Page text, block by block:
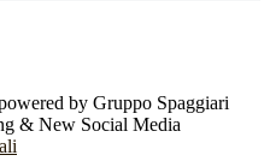
by Gruppo Spaggiari
& New Social Media